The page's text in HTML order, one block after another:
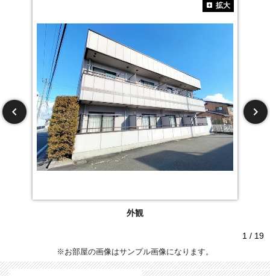
外観
拡大
1 / 19
※お部屋の画像はサンプル画像になります。